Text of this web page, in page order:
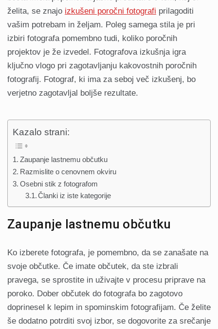
želita, se znajo izkušeni poročni fotografi prilagoditi
vašim potrebam in željam. Poleg samega stila je pri
izbiri fotografa pomembno tudi, koliko poročnih
projektov je že izvedel. Fotografova izkušnja igra
ključno vlogo pri zagotavljanju kakovostnih poročnih
fotografij. Fotograf, ki ima za seboj več izkušenj, bo
verjetno zagotavljal boljše rezultate.
Kazalo strani:
Zaupanje lastnemu občutku
Razmislite o cenovnem okviru
Osebni stik z fotografom
Članki iz iste kategorije
Zaupanje lastnemu občutku
Ko izberete fotografa, je pomembno, da se zanašate na
svoje občutke. Če imate občutek, da ste izbrali
pravega, se sprostite in uživajte v procesu priprave na
poroko. Dober občutek do fotografa bo zagotovo
doprinesel k lepim in spominskim fotografijam. Če želite
še dodatno potrditi svoj izbor, se dogovorite za srečanje